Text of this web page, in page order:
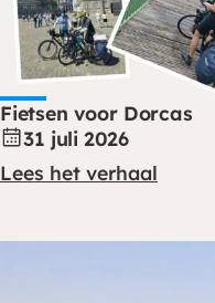
Fietsen voor Dorcas
31 juli 2026
Lees het verhaal